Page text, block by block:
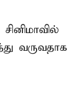
வருவதாக